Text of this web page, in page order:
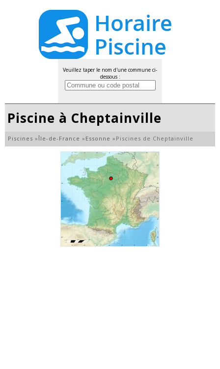
Veuillez taper le nom d'une commune ci-
dessous :
Piscine à Cheptainville
Piscines »Île-de-France » Essonne » Piscines de Cheptainville